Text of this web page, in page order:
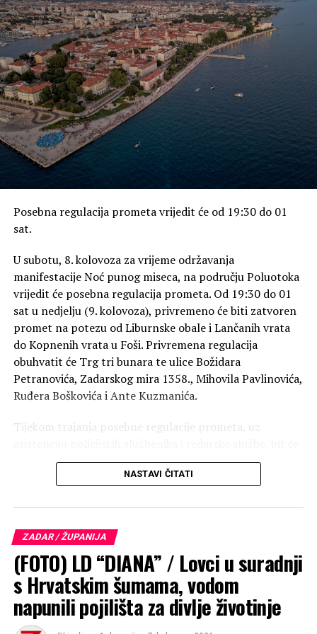
europskom vrhu po čistoći mora
Posebna regulacija prometa vrijedit će od 19:30 do 01
sat.
U subotu, 8. kolovoza za vrijeme održavanja
manifestacije Noć punog miseca, na području Poluotoka
vrijedit će posebna regulacija prometa. Od 19:30 do 01
sat u nedjelju (9. kolovoza), privremeno će biti zatvoren
promet na potezu od Liburnske obale i Lančanih vrata
do Kopnenih vrata u Foši. Privremena regulacija
obuhvatit će Trg tri bunara te ulice Božidara
Petranovića, Zadarskog mira 1358., Mihovila Pavlinovića,
Ruđera Boškovića i Ante Kuzmanića.
Tijekom trajanja posebne regulacije prometa, uz
omogućen prolazak vozila žurnih službi, vozila
komunalnih službi te vozila stanara navedenog područja.
Učinak ovakve prometne regulacije analizira se u okviru
Studije zone regulacije pristupa vozilima na Poluotok,
čiju je izradu Grad Zadar lani naručio od Fakulteta
prometnih znanosti.
Na isti način promet je bio reguliran i u utorak, 4.
kolovoza, a za vrijeme posebne regulacije prometa
provodi se povremeno ručno brojenje (snimanje)
NASTAVI ČITATI
ZADAR / ŽUPANIJA
(FOTO) LD “DIANA” / Lovci u suradnji
s Hrvatskim šumama, vodom
napunili pojilišta za divlje životinje